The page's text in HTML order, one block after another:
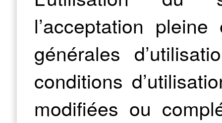
l’acceptation
générales
conditions
modifiées ou